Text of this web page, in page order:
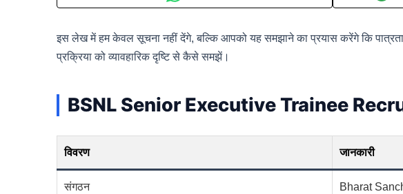
इस लेख में हम केवल सूचना नहीं देंगे, बल्कि आपको यह समझाने का प्रयास करेंगे कि
प्रक्रिया को व्यावहारिक दृष्टि से कैसे समझें।
BSNL Senior Executive Trainee
विवरण जानकारी
संगठन Bharat